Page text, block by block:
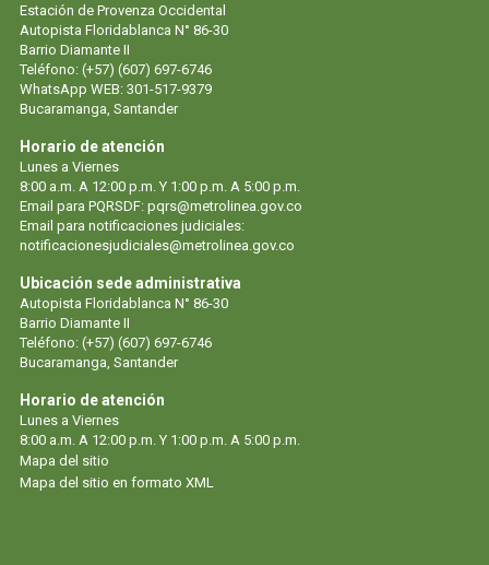
Estación de Provenza Occidental
Autopista Floridablanca N° 86-30
Barrio Diamante II
Teléfono: (+57) (607) 697-6746
WhatsApp WEB: 301-517-9379
Bucaramanga, Santander
Horario de atención
Lunes a Viernes
8:00 a.m. A 12:00 p.m. Y 1:00 p.m. A 5:00 p.m.
Email para PQRSDF: pqrs@metrolinea.gov.co
Email para notificaciones judiciales:
notificacionesjudiciales@metrolinea.gov.co
Ubicación sede administrativa
Autopista Floridablanca N° 86-30
Barrio Diamante II
Teléfono: (+57) (607) 697-6746
Bucaramanga, Santander
Horario de atención
Lunes a Viernes
8:00 a.m. A 12:00 p.m. Y 1:00 p.m. A 5:00 p.m.
Mapa del sitio
Mapa del sitio en formato XML